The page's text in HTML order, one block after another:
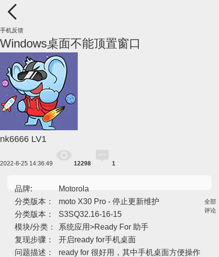
手机反馈
Windows桌面不能顶置窗口
nk6666 LV1
2022-8-25 14:36:49 12298 1
品牌:
Motorola
分类版本：
moto X30 Pro - 停止更新维护
分类版本：
S3SQ32.16-16-15
模块/分类：
系统应用>Ready For 助手
复现步骤：
开启ready for手机桌面
问题描述：
ready for 很好用，其中手机桌面方便操作
全部
评论